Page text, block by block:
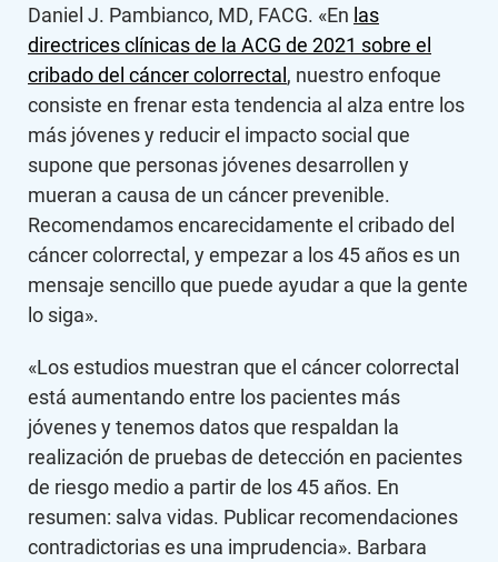
Daniel J. Pambianco, MD, FACG. «En las
directrices clínicas de la ACG de 2021 sobre el
cribado del cáncer colorrectal, nuestro enfoque
consiste en frenar esta tendencia al alza entre los
más jóvenes y reducir el impacto social que
supone que personas jóvenes desarrollen y
mueran a causa de un cáncer prevenible.
Recomendamos encarecidamente el cribado del
cáncer colorrectal, y empezar a los 45 años es un
mensaje sencillo que puede ayudar a que la gente
lo siga».
«Los estudios muestran que el cáncer colorrectal
está aumentando entre los pacientes más
jóvenes y tenemos datos que respaldan la
realización de pruebas de detección en pacientes
de riesgo medio a partir de los 45 años. En
resumen: salva vidas. Publicar recomendaciones
contradictorias es una imprudencia». Barbara